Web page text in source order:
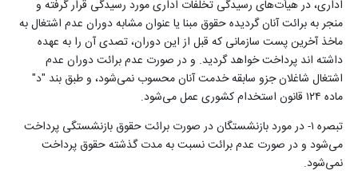
اداری، در هیأت‌های رسیدگی تخلفات اداری مورد رسیدگی قرار گرفته و
منجر به برائت آنان گردیده حقوق مبنا یا عنوان مشابه دوران عدم اشتغال به
ماخذ آخرین پست سازمانی که قبل از این دوران، تصدی آن را به عهده
داشته اند پرداخت خواهد گردید. و در صورت عدم برائت دوران عدم
اشتغال شاغلان جزو سابقه خدمت آنان محسوب‌ نمی‌شود، و طبق بند "د"
ماده ۱۲۴ قانون استخدام کشوری عمل می‌شود
.
تبصره ۱- در مورد بازنشستگان در صورت برائت حقوق بازنشستگی پرداخت
می‌شود و در صورت عدم برائت نسبت به مدت گذشته حقوق پرداخت‌
نمی‌شود.